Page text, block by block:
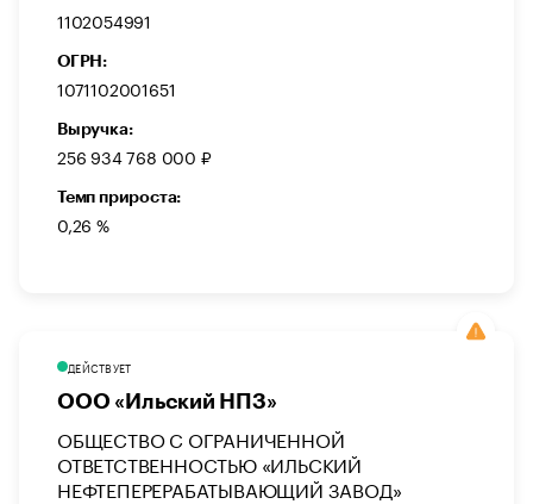
1102054991
ОГРН:
1071102001651
Выручка:
256 934 768 000 ₽
Темп прироста:
0,26 %
ДЕЙСТВУЕТ
ООО «Ильский НПЗ»
ОБЩЕСТВО С ОГРАНИЧЕННОЙ
ОТВЕТСТВЕННОСТЬЮ «ИЛЬСКИЙ
НЕФТЕПЕРЕРАБАТЫВАЮЩИЙ ЗАВОД»